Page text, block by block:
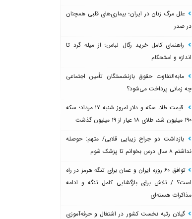
علل مرگ زنان در ایران؛ بیماری‌های قلبی همچنان
در صدر
راهنمای کامل خرید رگال لباس؛ از میله گرد تا
اندازه و استحکام
مابه‌التفاوت حقوق بازنشستگان تأمین اجتماعی
چه زمانی پرداخت می‌شود؟
قیمت طلا، سکه و دلار امروز شنبه ۱۷ مرداد؛ سکه
۱۹۰ میلیون شد، طلای ۱۸ عیار از ۱۹ میلیون گذشت
بازداشت دو جراح زیبایی قلابی/ متهم: حوصله
نداشتم ۸ سال درس بخوانم تا پزشک شوم
توافق ۶۰ روزه ایران و عمان برای تنگه هرمز در راه
است؟ / تلاش برای بازگشایی کامل تنگه و ادامه
مذاکرات هسته‌ای
گیلان رتبه نخست کشور در اشتغال و حرفه‌آموزی